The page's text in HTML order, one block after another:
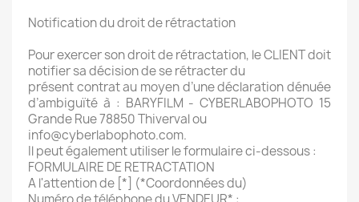
Notification du droit de rétractation
Pour exercer son droit de rétractation, le CLIENT doit
notifier sa décision de se rétracter du
présent contrat au moyen d’une déclaration dénuée
d’ambiguïté à : BARYFILM - CYBERLABOPHOTO 15
Grande Rue 78850 Thiverval ou
info@cyberlabophoto.com.
Il peut également utiliser le formulaire ci-dessous :
FORMULAIRE DE RETRACTATION
A l'attention de [*] (*Coordonnées du)